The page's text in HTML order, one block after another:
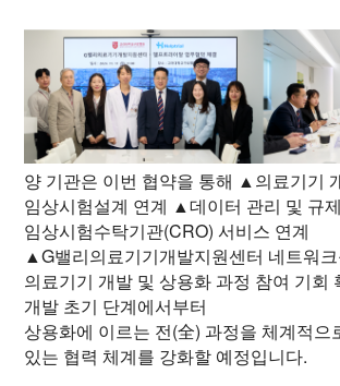
양 기관은 이번 협약을 통해 ▲의료기기
임상시험설계 연계 ▲데이터 관리 및 규
임상시험수탁기관(CRO) 서비스 연계
▲G밸리의료기기개발지원센터 네트워
의료기기 개발 및 상용화 과정 참여 기회
개발 초기 단계에서부터
상용화에 이르는 전(全) 과정을 체계적으
있는 협력 체계를 강화할 예정입니다.